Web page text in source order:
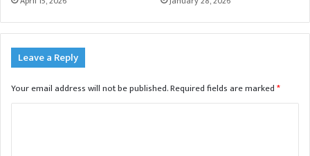
Leave a Reply
Your email address will not be published.Required fields are marked*